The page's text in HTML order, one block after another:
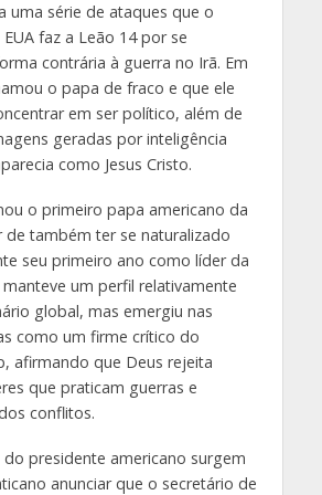
uma série de ataques que o
faz a Leão 14 por se
contrária à guerra no Irã. Em
o papa de fraco e que ele
em ser político, além de
geradas por inteligência
como Jesus Cristo.
o primeiro papa americano da
de também ter se naturalizado
seu primeiro ano como líder da
um perfil relativamente
global, mas emergiu nas
como um firme crítico do
afirmando que Deus rejeita
que praticam guerras e
conflitos.
do presidente americano surgem
anunciar que o secretário de